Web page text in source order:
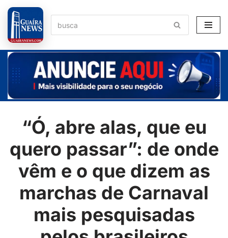
Pular
para
o
conteúdo
“Ó, abre alas, que eu
quero passar”: de onde
vêm e o que dizem as
marchas de Carnaval
mais pesquisadas